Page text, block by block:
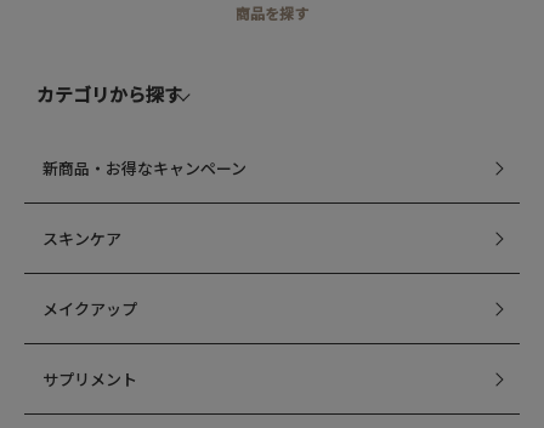
商品を探す
カテゴリから探す
新商品・お得なキャンペーン
スキンケア
メイクアップ
サプリメント